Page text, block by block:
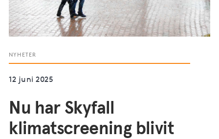
NYHETER
12 juni 2025
Nu har Skyfall
klimatscreening blivit